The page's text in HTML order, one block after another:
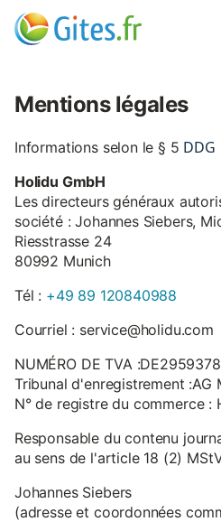
Mentions légales
Informations selon le § 5 DDG
Holidu GmbH
Les directeurs généraux
société : Johannes Siebers,
Riesstrasse 24
80992 Munich
Tél : +49 89 120840988
Courriel : service@holidu.com
NUMÉRO DE TVA
Tribunal d'enregistrement :AG
N° de registre du commerce :
Responsable du contenu
au sens de l'article 18 (2)
Johannes Siebers
(adresse et coordonnées